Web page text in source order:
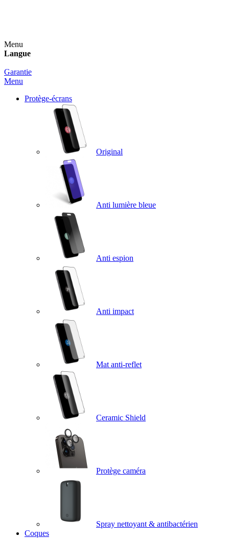
Menu
Langue
Garantie
Menu
Protège-écrans
Original
Anti lumière bleue
Anti espion
Anti impact
Mat anti-reflet
Ceramic Shield
Protège caméra
Spray nettoyant & antibactérien
Coques